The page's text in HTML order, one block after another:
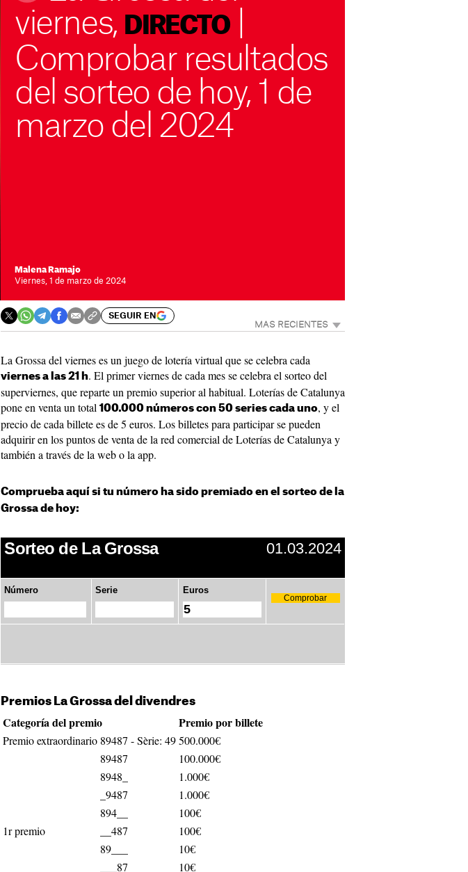
viernes, DIRECTO
Comprobar resultados
del sorteo de hoy, 1 de
marzo del 2024
Malena Ramajo
Viernes, 1 de marzo de 2024
SEGUIR EN
MAS RECIENTES
La Grossa del viernes es un juego de lotería virtual que se celebra cada
viernes a las 21 h. El primer viernes de cada mes se celebra el sorteo del
superviernes, que reparte un premio superior al habitual. Loterías de Catalunya
pone en venta un total 100.000 números con 50 series cada uno, y el
precio de cada billete es de 5 euros. Los billetes para participar se pueden
adquirir en los puntos de venta de la red comercial de Loterías de Catalunya y
también a través de la web o la app.
Comprueba aquí si tu número ha sido premiado en el sorteo de la
Grossa de hoy:
Premios La Grossa del divendres
Categoría del premio Premio por billete
Premio extraordinario 89487 - Sèrie: 49500.000€
1r premio
89487
100.000€
8948_
1.000€
_9487
1.000€
894__
100€
__487
100€
89___
10€
___87
10€